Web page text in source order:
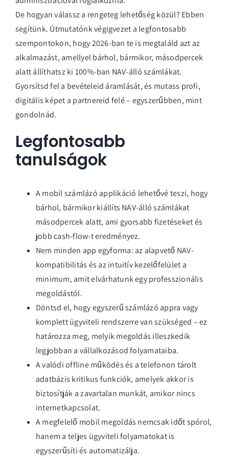
De hogyan válassz a rengeteg lehetőség közül? Ebben
segítünk. Útmutatónk végigvezet a legfontosabb
szempontokon, hogy 2026-ban te is megtaláld azt az
alkalmazást, amellyel bárhol, bármikor, másodpercek
alatt állíthatsz ki 100%-ban NAV-álló számlákat.
Gyorsítsd fel a bevételeid áramlását, és mutass profi,
digitális képet a partnereid felé – egyszerűbben, mint
gondolnád.
Legfontosabb
tanulságok
A mobil számlázó applikáció lehetővé teszi, hogy
bárhol, bármikor kiállíts NAV-álló számlákat
másodpercek alatt, ami gyorsabb fizetéseket és
jobb cash-flow-t eredményez.
Nem minden app egyforma: az alapvető NAV-
kompatibilitás és az intuitív kezelőfelület a
minimum, amit elvárhatunk egy professzionális
megoldástól.
Döntsd el, hogy egyszerű számlázó appra vagy
komplett ügyviteli rendszerre van szükséged – ez
határozza meg, melyik megoldás illeszkedik
legjobban a vállalkozásod folyamataiba.
A valódi offline működés és a telefonon tárolt
adatbázis kritikus funkciók, amelyek akkor is
biztosítják a zavartalan munkát, amikor nincs
internetkapcsolat.
A megfelelő mobil megoldás nemcsak időt spórol,
hanem a teljes ügyviteli folyamatokat is
egyszerűsíti és automatizálja.